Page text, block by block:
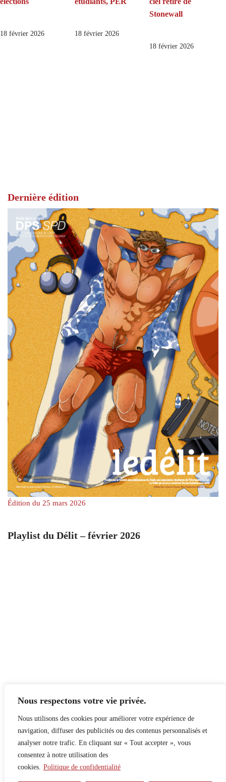
Nous respectons votre vie privée.
Nous utilisons des cookies pour améliorer votre expérience de
navigation, diffuser des publicités ou des contenus personnalisés et
analyser notre trafic. En cliquant sur « Tout accepter », vous
consentez à notre utilisation des
cookies. Politique de confidentialité
18 février 2026 18 février 2026
Stonewall
18 février 2026
Dernière édition
Édition du 25 mars 2026
Playlist du Délit – février 2026